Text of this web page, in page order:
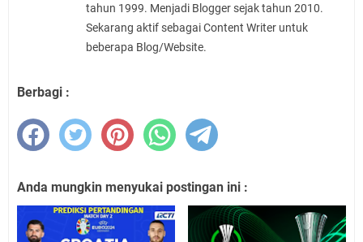
tahun 1999. Menjadi Blogger sejak tahun 2010.
Sekarang aktif sebagai Content Writer untuk
beberapa Blog/Website.
Berbagi :
Anda mungkin menyukai postingan ini :